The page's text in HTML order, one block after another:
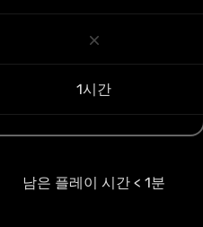
1시간
남은 플레이 시간 < 1분